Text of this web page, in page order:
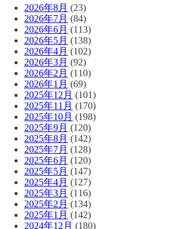
2026年8月 (23)
2026年7月 (84)
2026年6月 (113)
2026年5月 (138)
2026年4月 (102)
2026年3月 (92)
2026年2月 (110)
2026年1月 (69)
2025年12月 (101)
2025年11月 (170)
2025年10月 (198)
2025年9月 (120)
2025年8月 (142)
2025年7月 (128)
2025年6月 (120)
2025年5月 (147)
2025年4月 (127)
2025年3月 (116)
2025年2月 (134)
2025年1月 (142)
2024年12月 (180)